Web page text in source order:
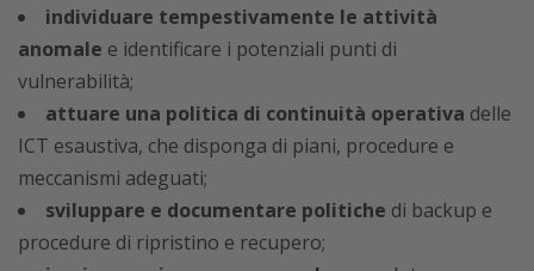
individuare tempestivamente le attività
anomale e identificare i potenziali punti di
vulnerabilità;
attuare una politica di continuità operativa delle
ICT esaustiva, che disponga di piani, procedure e
meccanismi adeguati;
sviluppare e documentare politiche di backup e
procedure di ripristino e recupero;